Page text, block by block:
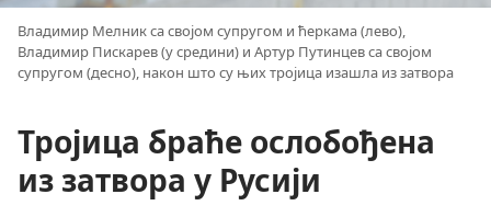
Владимир Мелник са својом супругом и ћеркама (лево),
Владимир Пискарев (у средини) и Артур Путинцев са својом
супругом (десно), након што су њих тројица изашла из затвора
Тројица браће ослобођена
из затвора у Русији